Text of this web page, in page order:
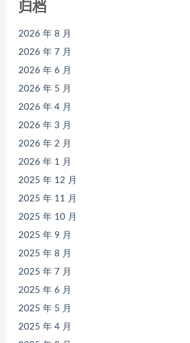
归档
2026 年 8 月
2026 年 7 月
2026 年 6 月
2026 年 5 月
2026 年 4 月
2026 年 3 月
2026 年 2 月
2026 年 1 月
2025 年 12 月
2025 年 11 月
2025 年 10 月
2025 年 9 月
2025 年 8 月
2025 年 7 月
2025 年 6 月
2025 年 5 月
2025 年 4 月